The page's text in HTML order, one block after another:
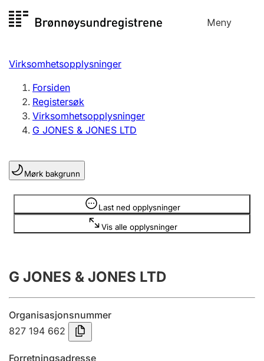
til
Meny
Registersøk
Aksjeselskap
Enkeltpersonforetak
Registrere, endre, slette
Lag og forening
Registrere, endre, slette
Årsregnskap
Innsending og forsinkelsesgebyr
Tinglysing
Virksomhetsopplysninger
Forsiden
Registersøk
Virksomhetsopplysninger
G JONES & JONES LTD
Mørk bakgrunn
Last ned opplysninger
Vis alle opplysninger
Opplysninger er skjult
G JONES & JONES LTD
Organisasjonsnummer
827 194 662
Forretningsadresse